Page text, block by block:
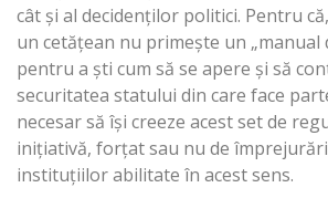
cât și al decidenților politici. Pentru
un cetățean nu primește un „manual
pentru a ști cum să se apere și să
securitatea statului din care face
necesar să își creeze acest set de
inițiativă, forțat sau nu de
instituțiilor abilitate în acest sens.